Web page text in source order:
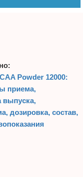
Powder 12000:
приема,
выпуска,
дозировка, состав,